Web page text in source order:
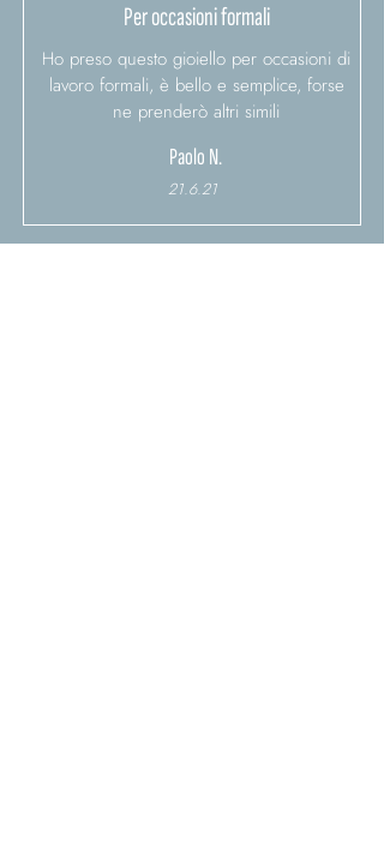
Per occasioni formali
Ho preso questo gioiello per occasioni di
lavoro formali, è bello e semplice, forse
ne prenderò altri simili
Paolo N.
21.6.21